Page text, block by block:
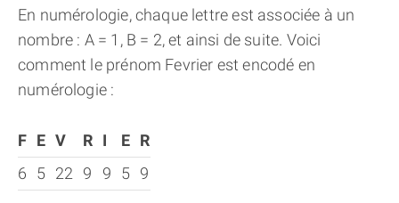
En numérologie, chaque lettre est associée à un
nombre : A = 1, B = 2, et ainsi de suite. Voici
comment le prénom Fevrier est encodé en
numérologie :
F E V R I E R
6
5 22 9 9 5 9